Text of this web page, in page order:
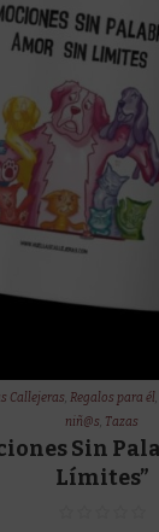
Callejeras, Regalos para él,
niñ@s, Tazas
Sin
Límites”